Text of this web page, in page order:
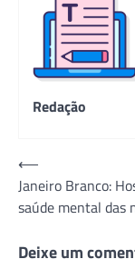
Redação
Navegação
de
Post
⟵
Janeiro Branco:
saúde mental das
Deixe um